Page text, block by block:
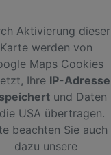
Aktivierung dieser
Karte werden von
Maps Cookies
Ihre IP-Adresse
und Daten
USA übertragen.
beachten Sie auch
dazu unsere